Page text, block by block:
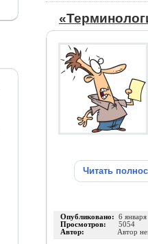
Читать
Опубликовано: 6
Просмотров: 5054
Автор: Автор